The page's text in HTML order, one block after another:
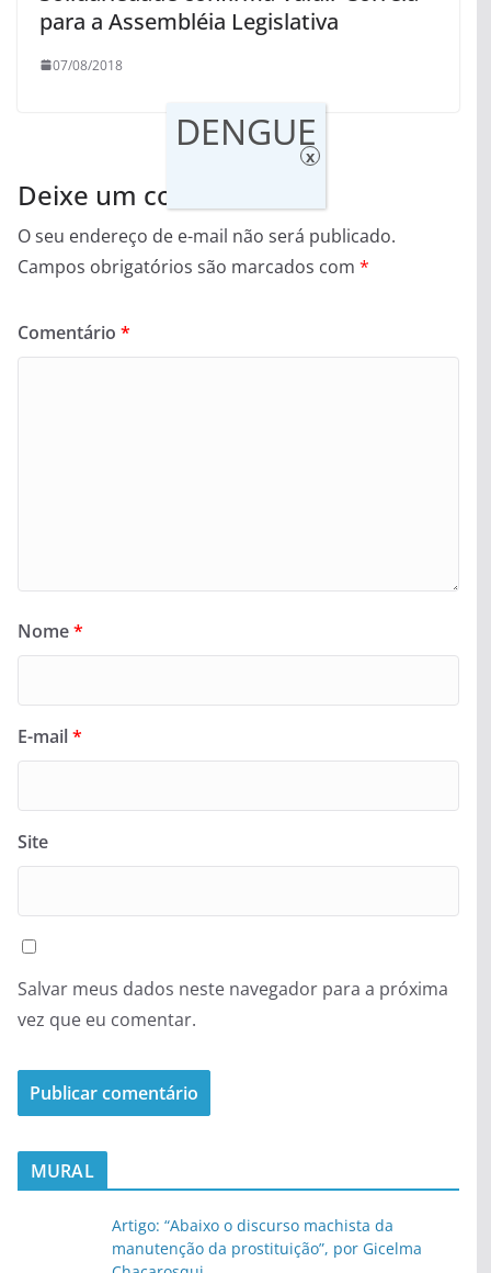
para a Assembléia Legislativa
07/08/2018
Deixe um comentário
O seu endereço de e-mail não será publicado.
Campos obrigatórios são marcados com *
Comentário *
Nome*
E-mail*
Site
Salvar meus dados neste navegador para a próxima
vez que eu comentar.
MURAL
Artigo: “Abaixo o discurso machista da
manutenção da prostituição”, por Gicelma
DENGUE
x